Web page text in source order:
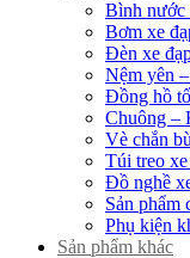
Bình nước
Bơm xe
Đèn xe
Nệm yên
Đồng hồ
Chuông –
Vè chắn
Túi treo
Đồ nghề
Sản phẩm
Phụ kiện
Sản phẩm khác